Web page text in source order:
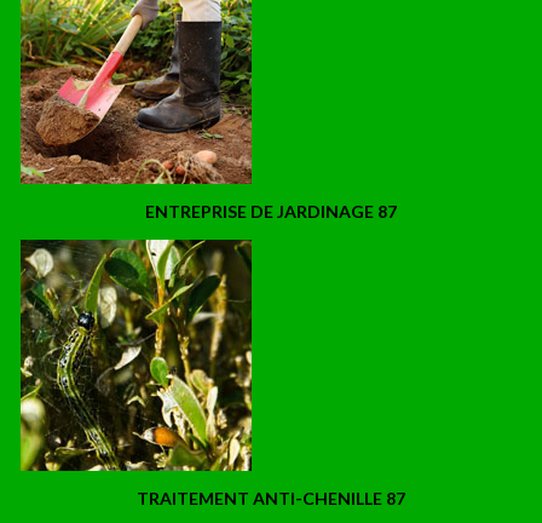
ENTREPRISE DE JARDINAGE 87
TRAITEMENT ANTI-CHENILLE 87